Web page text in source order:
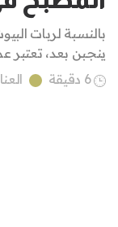
بالنسبة لربات
ينجبن بعد، تعتبر
6 دقيقة